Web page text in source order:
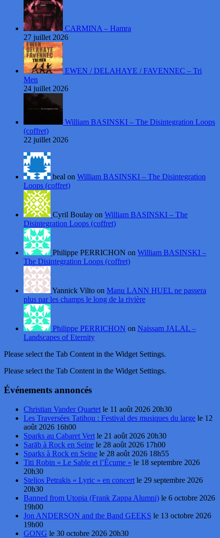
CARMINA – Hamra
27 juillet 2026
EWEN / DELAHAYE / FAVENNEC – Tri
Men
24 juillet 2026
William BASINSKI – The Disintegration Loops
(coffret)
22 juillet 2026
beal on William BASINSKI – The Disintegration
Loops (coffret)
Cyril Boulay on William BASINSKI – The
Disintegration Loops (coffret)
Philippe PERRICHON on William BASINSKI –
The Disintegration Loops (coffret)
Yannick Vilto on Manu LANN HUEL ne passera
plus par les champs le long de la rivière
Philippe PERRICHON on Naissam JALAL –
Landscapes of Eternity
Please select the Tab Content in the Widget Settings.
Please select the Tab Content in the Widget Settings.
Événements annoncés
Christian Vander Quartet le 11 août 2026 20h30
Les Traversées Tatihou : Festival des musiques du large le 12
août 2026 16h00
Sparks au Cabaret Vert le 21 août 2026 20h30
Sarāb à Rock en Seine le 28 août 2026 17h00
Sparks à Rock en Seine le 28 août 2026 18h55
Titi Robin « Le Sable et l’Écume » le 18 septembre 2026
20h30
Stelios Petrakis « Lyric » en concert le 29 septembre 2026
20h30
Banned from Utopia (Frank Zappa Alumni) le 6 octobre 2026
19h00
Jon ANDERSON and the Band GEEKS le 13 octobre 2026
19h00
GONG le 30 octobre 2026 20h30